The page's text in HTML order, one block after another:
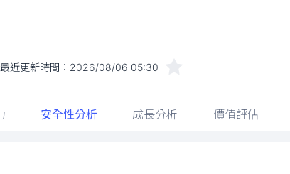
最近更新時間： 2026/08/06 05:30
安全性分析 成長分析 價值評估